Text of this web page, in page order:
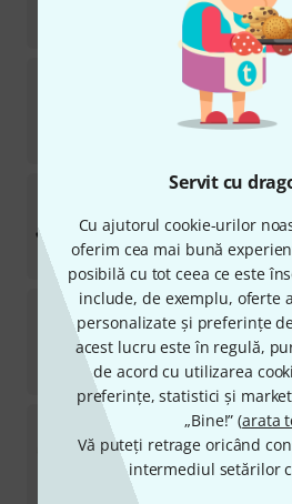
Servit cu
Cu ajutorul cookie-urilor
oferim cea mai bună
posibilă cu tot ceea ce este
include, de exemplu, oferte
personalizate și preferințe
acest lucru este în regulă,
de acord cu utilizarea
preferințe, statistici și
„Bine!” (arata
Vă puteți retrage oricând
intermediul setărilor
NA USB-3
56
în stoc
NeutrikNKO2M-L-0-10
în stoc
1.079 lei
NeutrikNE8 MX 6-T
12
în stoc
87 lei
NeutrikNE8 FDV-YK
41
în stoc
57